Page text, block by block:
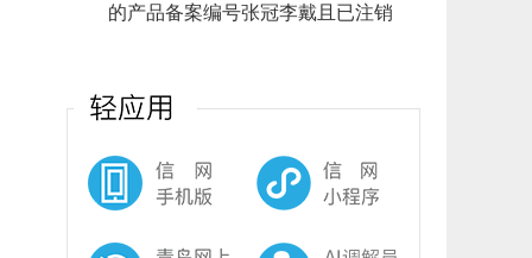
的产品备案编号张冠李戴且已注销